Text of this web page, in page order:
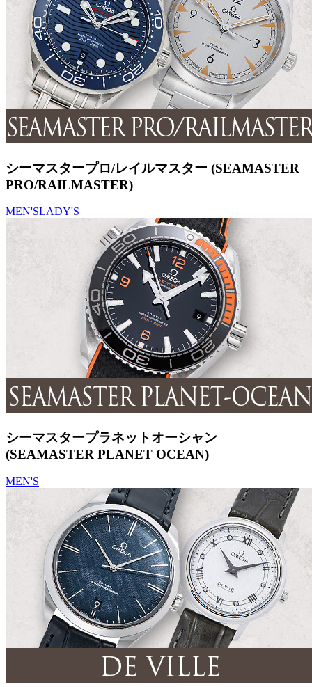
シーマスタープロ/レイルマスター (SEAMASTER
PRO/RAILMASTER)
MEN'SLADY'S
シーマスタープラネットオーシャン
(SEAMASTER PLANET OCEAN)
MEN'S